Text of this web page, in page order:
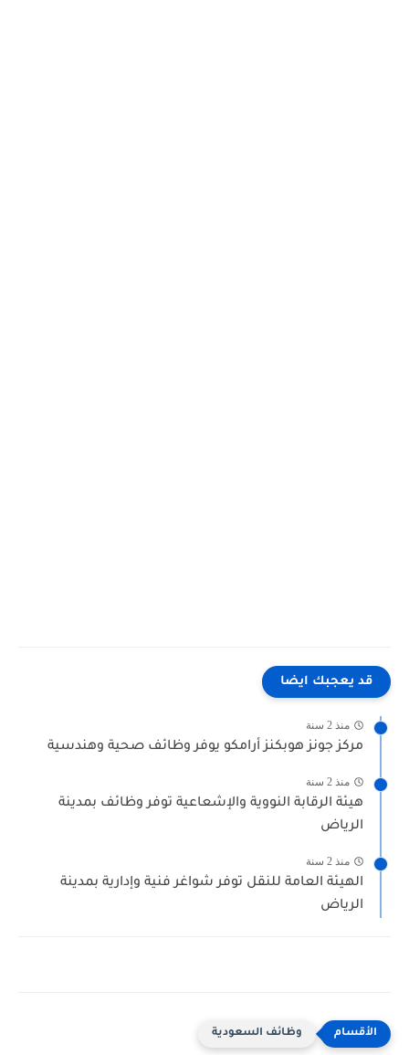
قد يعجبك ايضا
منذ 2 سنة
مركز جونز هوبكنز أرامكو يوفر وظائف صحية وهندسية
منذ 2 سنة
هيئة الرقابة النووية والإشعاعية توفر وظائف بمدينة
الرياض
منذ 2 سنة
الهيئة العامة للنقل توفر شواغر فنية وإدارية بمدينة
الرياض
وظائف السعودية